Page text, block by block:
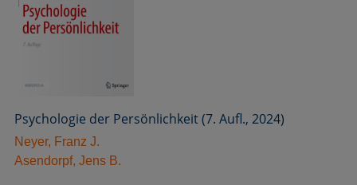
Psychologie der Persönlichkeit (7. Aufl., 2024)
Neyer, Franz J.
Asendorpf, Jens B.